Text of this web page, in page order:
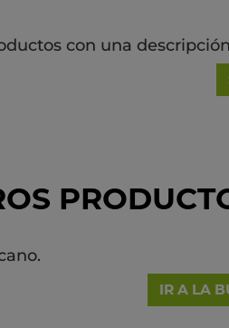
con una
IR A LA